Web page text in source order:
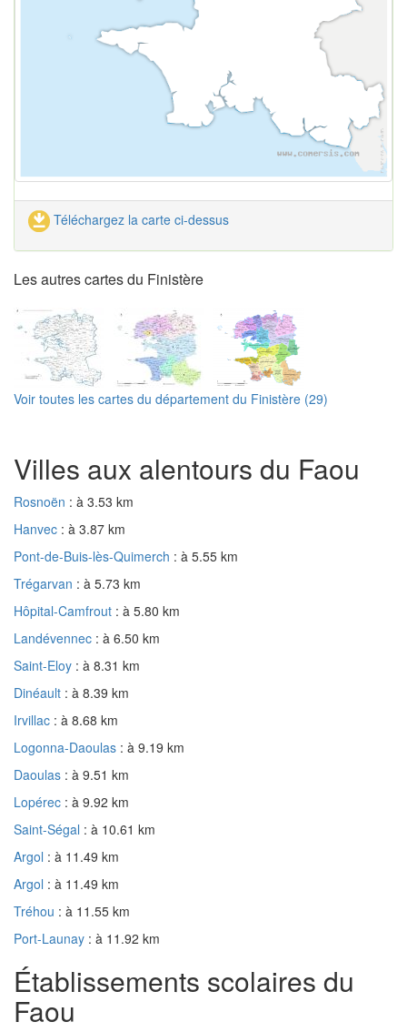
Téléchargez la carte ci-dessus
Les autres cartes du Finistère
Voir toutes les cartes du département du Finistère (29)
Villes aux alentours du Faou
Rosnoën : à 3.53 km
Hanvec : à 3.87 km
Pont-de-Buis-lès-Quimerch : à 5.55 km
Trégarvan : à 5.73 km
Hôpital-Camfrout : à 5.80 km
Landévennec : à 6.50 km
Saint-Eloy : à 8.31 km
Dinéault : à 8.39 km
Irvillac : à 8.68 km
Logonna-Daoulas : à 9.19 km
Daoulas : à 9.51 km
Lopérec : à 9.92 km
Saint-Ségal : à 10.61 km
Argol : à 11.49 km
Argol : à 11.49 km
Tréhou : à 11.55 km
Port-Launay : à 11.92 km
Établissements scolaires du
Faou